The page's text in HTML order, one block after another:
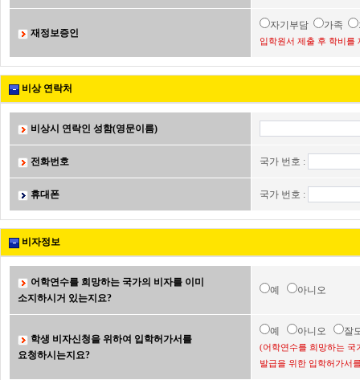
재정보증인
자기부담 가족
입학원서 제출 후 학비를
비상 연락처
비상시 연락인 성함(영문이름)
전화번호 국가 번호 :
휴대폰 국가 번호 :
비자정보
어학연수를 희망하는 국가의 비자를 이미
소지하시거 있는지요?
예 아니오
학생 비자신청을 위하여 입학허가서를
요청하시는지요?
예 아니오 잘
(어학연수를 희망하는 국
발급을 위한 입학허가서